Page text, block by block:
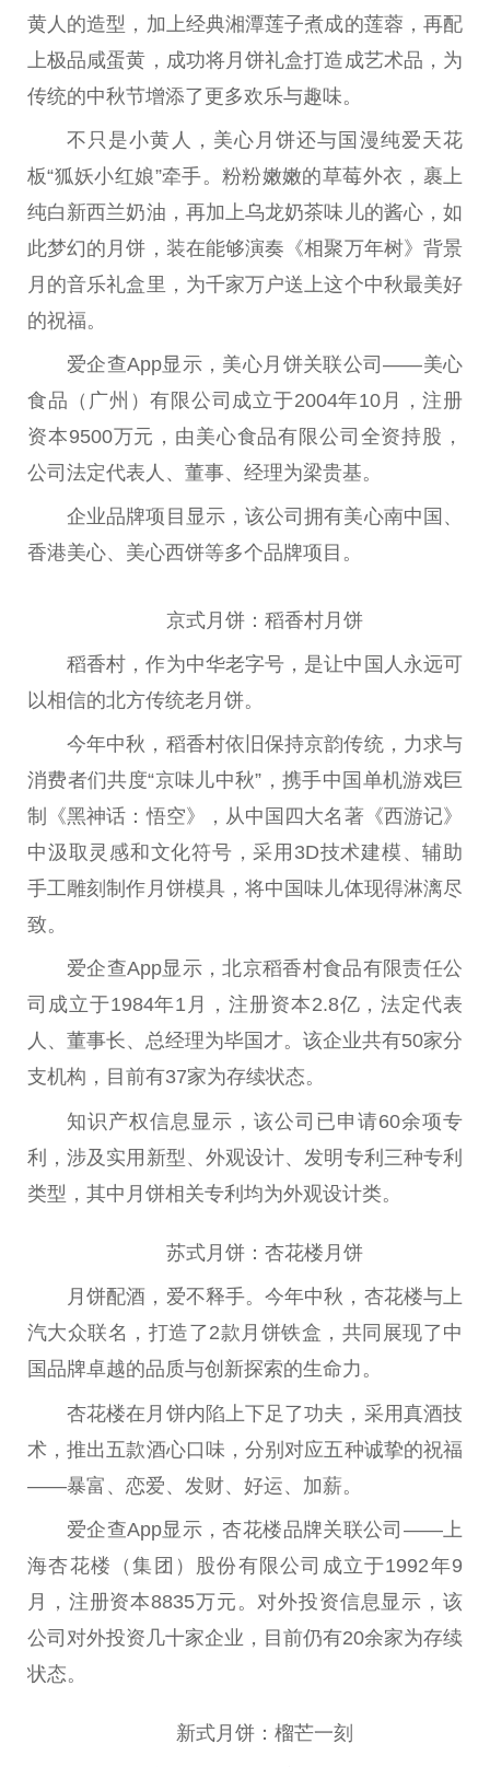
黄人的造型，加上经典湘潭莲子煮成的莲蓉，再配
上极品咸蛋黄，成功将月饼礼盒打造成艺术品，为
传统的中秋节增添了更多欢乐与趣味。
不只是小黄人，美心月饼还与国漫纯爱天花
板“狐妖小红娘”牵手。粉粉嫩嫩的草莓外衣，裹上
纯白新西兰奶油，再加上乌龙奶茶味儿的酱心，如
此梦幻的月饼，装在能够演奏《相聚万年树》背景
月的音乐礼盒里，为千家万户送上这个中秋最美好
的祝福。
爱企查App显示，美心月饼关联公司——美心
食品（广州）有限公司成立于2004年10月，注册
资本9500万元，由美心食品有限公司全资持股，
公司法定代表人、董事、经理为梁贵基。
企业品牌项目显示，该公司拥有美心南中国、
香港美心、美心西饼等多个品牌项目。
京式月饼：稻香村月饼
稻香村，作为中华老字号，是让中国人永远可
以相信的北方传统老月饼。
今年中秋，稻香村依旧保持京韵传统，力求与
消费者们共度“京味儿中秋”，携手中国单机游戏巨
制《黑神话：悟空》，从中国四大名著《西游记》
中汲取灵感和文化符号，采用3D技术建模、辅助
手工雕刻制作月饼模具，将中国味儿体现得淋漓尽
致。
爱企查App显示，北京稻香村食品有限责任公
司成立于1984年1月，注册资本2.8亿，法定代表
人、董事长、总经理为毕国才。该企业共有50家分
支机构，目前有37家为存续状态。
知识产权信息显示，该公司已申请60余项专
利，涉及实用新型、外观设计、发明专利三种专利
类型，其中月饼相关专利均为外观设计类。
苏式月饼：杏花楼月饼
月饼配酒，爱不释手。今年中秋，杏花楼与上
汽大众联名，打造了2款月饼铁盒，共同展现了中
国品牌卓越的品质与创新探索的生命力。
杏花楼在月饼内陷上下足了功夫，采用真酒技
术，推出五款酒心口味，分别对应五种诚挚的祝福
——暴富、恋爱、发财、好运、加薪。
爱企查App显示，杏花楼品牌关联公司——上
海杏花楼（集团）股份有限公司成立于1992年9
月，注册资本8835万元。对外投资信息显示，该
公司对外投资几十家企业，目前仍有20余家为存续
状态。
新式月饼：榴芒一刻